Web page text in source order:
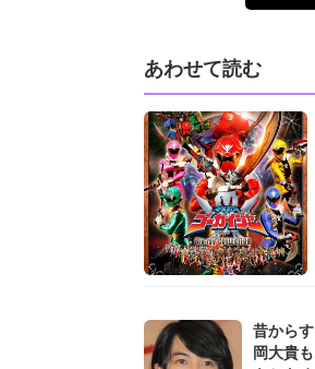
あわせて読む
昔から
岡大貴